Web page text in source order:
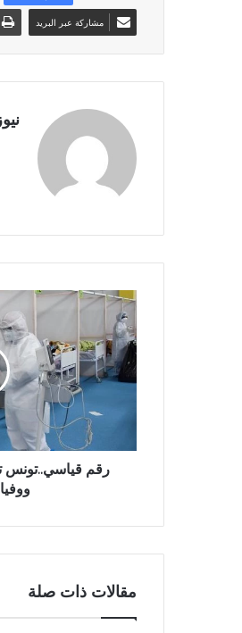
مشاركة عبر البريد
رقم قياسي..تونس
مقالات ذات صلة